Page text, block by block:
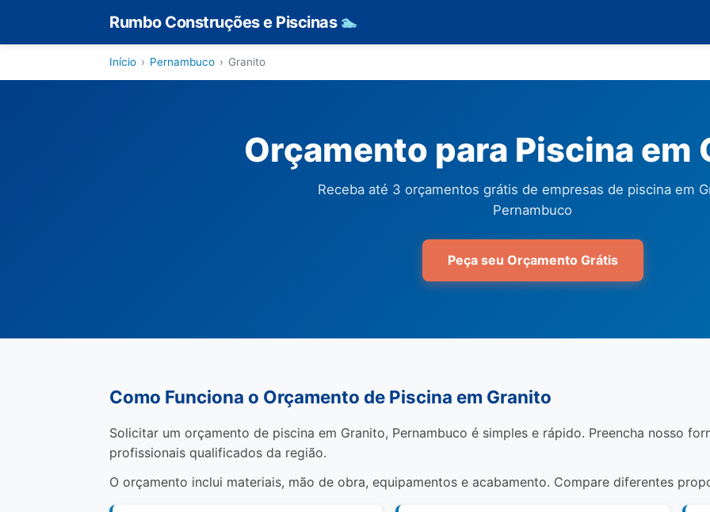
Rumbo Construções e Piscinas 🏊
Início › Pernambuco › Granito
Orçamento para Piscina em
Receba até 3 orçamentos grátis de empresas de piscina em
Pernambuco
Peça seu Orçamento Grátis
Como Funciona o Orçamento de Piscina em Granito
Solicitar um orçamento de piscina em Granito, Pernambuco é simples e rápido. Preencha nosso
profissionais qualificados da região.
O orçamento inclui materiais, mão de obra, equipamentos e acabamento. Compare diferentes